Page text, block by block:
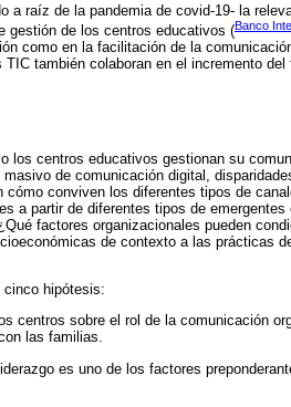
a raíz de la pandemia de covid-19- la
gestión de los centros educativos (Banco
como en la facilitación de la
también colaboran en el incremento
los centros educativos gestionan su
de comunicación digital,
conviven los diferentes tipos de
a partir de diferentes tipos de
factores organizacionales pueden
de contexto a las prácticas
cinco hipótesis:
centros sobre el rol de la comunicación
las familias.
es uno de los factores